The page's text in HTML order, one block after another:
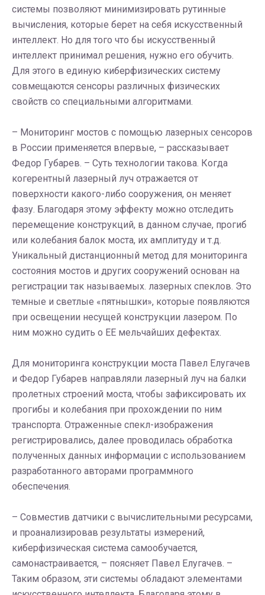
системы позволяют минимизировать рутинные
вычисления, которые берет на себя искусственный
интеллект. Но для того что бы искусственный
интеллект принимал решения, нужно его обучить.
Для этого в единую киберфизических систему
совмещаются сенсоры различных физических
свойств со специальными алгоритмами.
– Мониторинг мостов с помощью лазерных сенсоров
в России применяется впервые, – рассказывает
Федор Губарев. – Суть технологии такова. Когда
когерентный лазерный луч отражается от
поверхности какого-либо сооружения, он меняет
фазу. Благодаря этому эффекту можно отследить
перемещение конструкций, в данном случае, прогиб
или колебания балок моста, их амплитуду и т.д.
Уникальный дистанционный метод для мониторинга
состояния мостов и других сооружений основан на
регистрации так называемых. лазерных спеклов. Это
темные и светлые «пятнышки», которые появляются
при освещении несущей конструкции лазером. По
ним можно судить о ЕЕ мельчайших дефектах.
Для мониторинга конструкции моста Павел Елугачев
и Федор Губарев направляли лазерный луч на балки
пролетных строений моста, чтобы зафиксировать их
прогибы и колебания при прохождении по ним
транспорта. Отраженные спекл-изображения
регистрировались, далее проводилась обработка
полученных данных информации с использованием
разработанного авторами программного
обеспечения.
– Совместив датчики с вычислительными ресурсами,
и проанализировав результаты измерений,
киберфизическая система самообучается,
самонастраивается, – поясняет Павел Елугачев. –
Таким образом, эти системы обладают элементами